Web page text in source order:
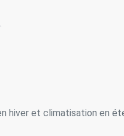
hiver et climatisation en